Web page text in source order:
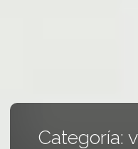
Categoría: